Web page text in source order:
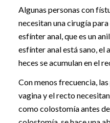
Algunas personas con
necesitan una cirugía
esfínter anal, que es un
esfínter anal está sano, el
heces se acumulan en el
Con menos frecuencia,
vagina y el recto
como colostomía antes